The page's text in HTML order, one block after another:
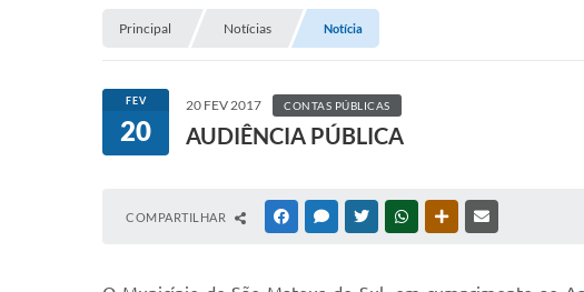
Principal Notícias Notícia
FEV
20
20 FEV 2017 CONTAS PÚBLICAS
AUDIÊNCIA PÚBLICA
COMPARTILHAR FACEBOOKMESSENGER
TWITTERWHATSAPPOUTRAS MÍDIAS